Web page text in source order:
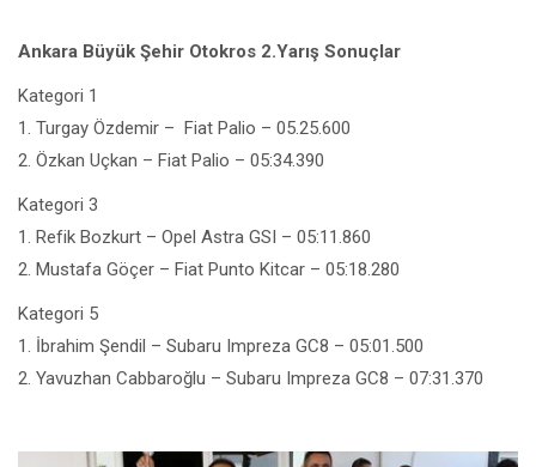
Ankara Büyük Şehir Otokros 2.Yarış Sonuçlar
Kategori 1
1. Turgay Özdemir – Fiat Palio – 05.25.600
2. Özkan Uçkan – Fiat Palio – 05:34.390
Kategori 3
1. Refik Bozkurt – Opel Astra GSI – 05:11.860
2. Mustafa Göçer – Fiat Punto Kitcar – 05:18.280
Kategori 5
1. İbrahim Şendil – Subaru Impreza GC8 – 05:01.500
2. Yavuzhan Cabbaroğlu – Subaru Impreza GC8 – 07:31.370